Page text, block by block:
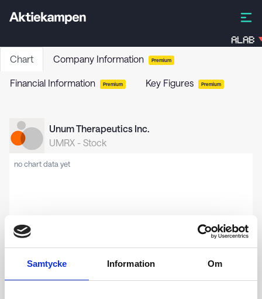
Samtycke Information Om
ALAB
Chart Company Information Premium
Financial Information Premium Key Figures Premium
Unum Therapeutics Inc.
UMRX - Stock
no chart data yet